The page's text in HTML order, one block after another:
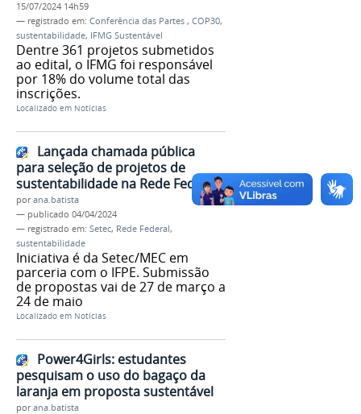
15/07/2024 14h59
— registrado em: Conferência das Partes , COP30,
sustentabilidade, IFMG Sustentável
Dentre 361 projetos submetidos
ao edital, o IFMG foi responsável
por 18% do volume total das
inscrições.
Localizado em Notícias
Lançada chamada pública
para seleção de projetos de
sustentabilidade na Rede Federal
porana.batista
— publicado 04/04/2024
— registrado em: Setec, Rede Federal,
sustentabilidade
Iniciativa é da Setec/MEC em
parceria com o IFPE. Submissão
de propostas vai de 27 de março a
24 de maio
Localizado em Notícias
Power4Girls: estudantes
pesquisam o uso do bagaço da
laranja em proposta sustentável
porana.batista